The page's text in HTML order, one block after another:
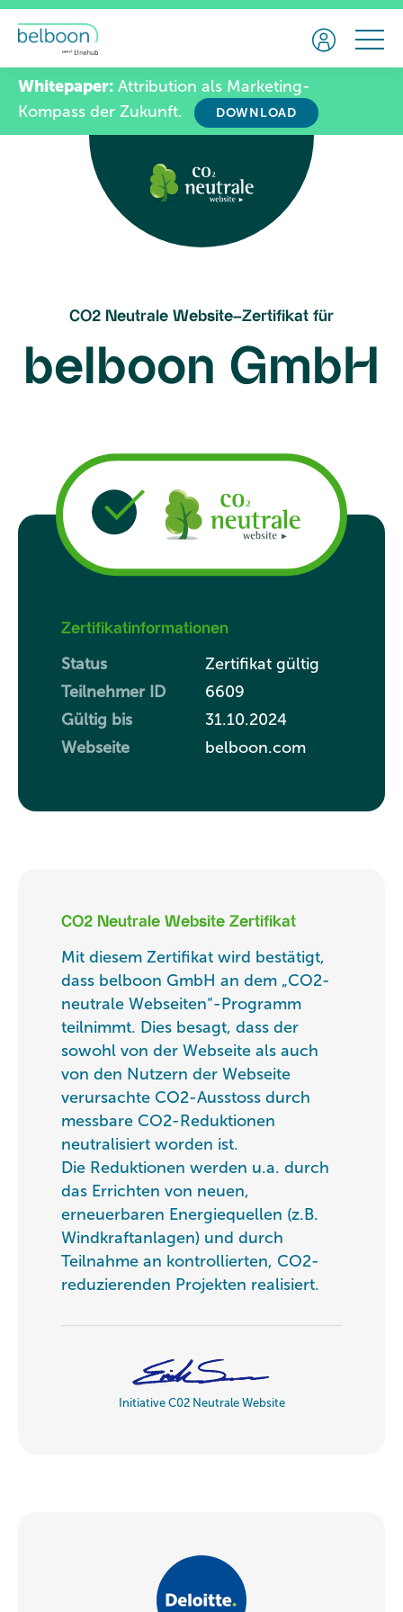
Whitepaper: Attribution als Marketing-
Kompass der Zukunft.
DOWNLOAD
CO2 Neutrale Website–Zertifikat für
belboon GmbH
Zertifikatinformationen
Status
Zertifikat gültig
Teilnehmer ID
6609
Gültig bis
31.10.2024
Webseite
belboon.com
CO2 Neutrale Website Zertifikat
Mit diesem Zertifikat wird bestätigt,
dass belboon GmbH an dem „CO2-
neutrale Webseiten“-Programm
teilnimmt. Dies besagt, dass der
sowohl von der Webseite als auch
von den Nutzern der Webseite
verursachte CO2-Ausstoss durch
messbare CO2-Reduktionen
neutralisiert worden ist.
Die Reduktionen werden u.a. durch
das Errichten von neuen,
erneuerbaren Energiequellen (z.B.
Windkraftanlagen) und durch
Teilnahme an kontrollierten, CO2-
reduzierenden Projekten realisiert.
Initiative C02 Neutrale Website